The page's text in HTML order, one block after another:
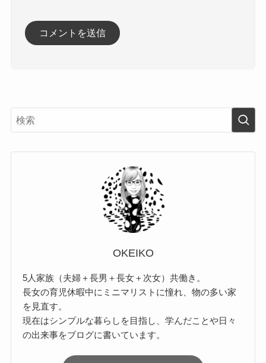
OKEIKO
5人家族（夫婦＋長男＋長女＋次女）共働き。
長女の育児休暇中にミニマリストに憧れ、物の多い家
を見直す。
現在はシンプルな暮らしを目指し、学んだことや日々
の出来事をブログに書いています。